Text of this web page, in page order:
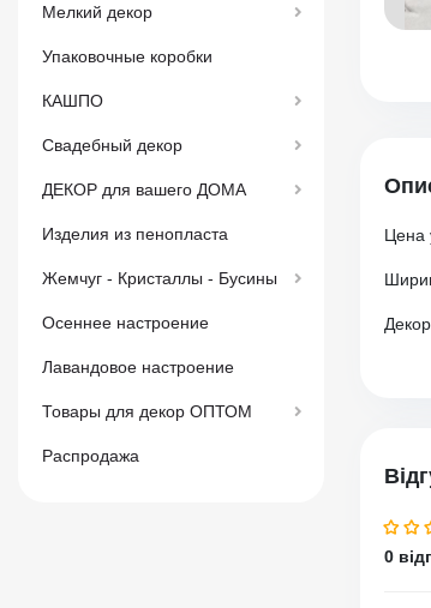
Мелкий декор
Упаковочные коробки
КАШПО
Свадебный декор
ДЕКОР для вашего ДОМА
Изделия из пенопласта
Жемчуг - Кристаллы - Бусины
Осеннее настроение
Лавандовое настроение
Товары для декор ОПТОМ
Распродажа
Цена
0